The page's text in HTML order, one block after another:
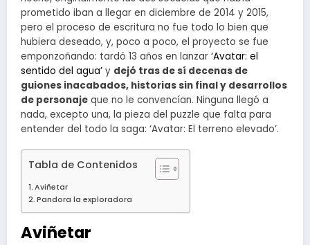
prometido iban a llegar en diciembre de 2014 y 2015,
pero el proceso de escritura no fue todo lo bien que
hubiera deseado, y, poco a poco, el proyecto se fue
emponzoñando: tardó 13 años en lanzar ‘Avatar: el
sentido del agua’ y dejó tras de sí decenas de
guiones inacabados, historias sin final y desarrollos
de personaje que no le convencían. Ninguna llegó a
nada, excepto una, la pieza del puzzle que falta para
entender del todo la saga: ‘Avatar: El terreno elevado’.
Tabla de Contenidos
Aviñetar
Pandora la exploradora
Aviñetar